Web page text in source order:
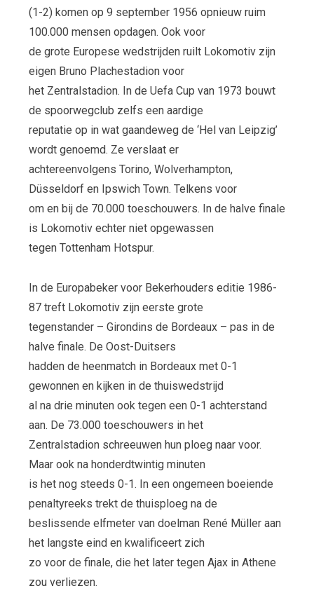
(1-2) komen op 9 september 1956 opnieuw ruim
100.000 mensen opdagen. Ook voor
de grote Europese wedstrijden ruilt Lokomotiv zijn
eigen Bruno Plachestadion voor
het Zentralstadion. In de Uefa Cup van 1973 bouwt
de spoorwegclub zelfs een aardige
reputatie op in wat gaandeweg de ‘Hel van Leipzig’
wordt genoemd. Ze verslaat er
achtereenvolgens Torino, Wolverhampton,
Düsseldorf en Ipswich Town. Telkens voor
om en bij de 70.000 toeschouwers. In de halve finale
is Lokomotiv echter niet opgewassen
tegen Tottenham Hotspur.
In de Europabeker voor Bekerhouders editie 1986-
87 treft Lokomotiv zijn eerste grote
tegenstander – Girondins de Bordeaux – pas in de
halve finale. De Oost-Duitsers
hadden de heenmatch in Bordeaux met 0-1
gewonnen en kijken in de thuiswedstrijd
al na drie minuten ook tegen een 0-1 achterstand
aan. De 73.000 toeschouwers in het
Zentralstadion schreeuwen hun ploeg naar voor.
Maar ook na honderdtwintig minuten
is het nog steeds 0-1. In een ongemeen boeiende
penaltyreeks trekt de thuisploeg na de
beslissende elfmeter van doelman René Müller aan
het langste eind en kwalificeert zich
zo voor de finale, die het later tegen Ajax in Athene
zou verliezen.